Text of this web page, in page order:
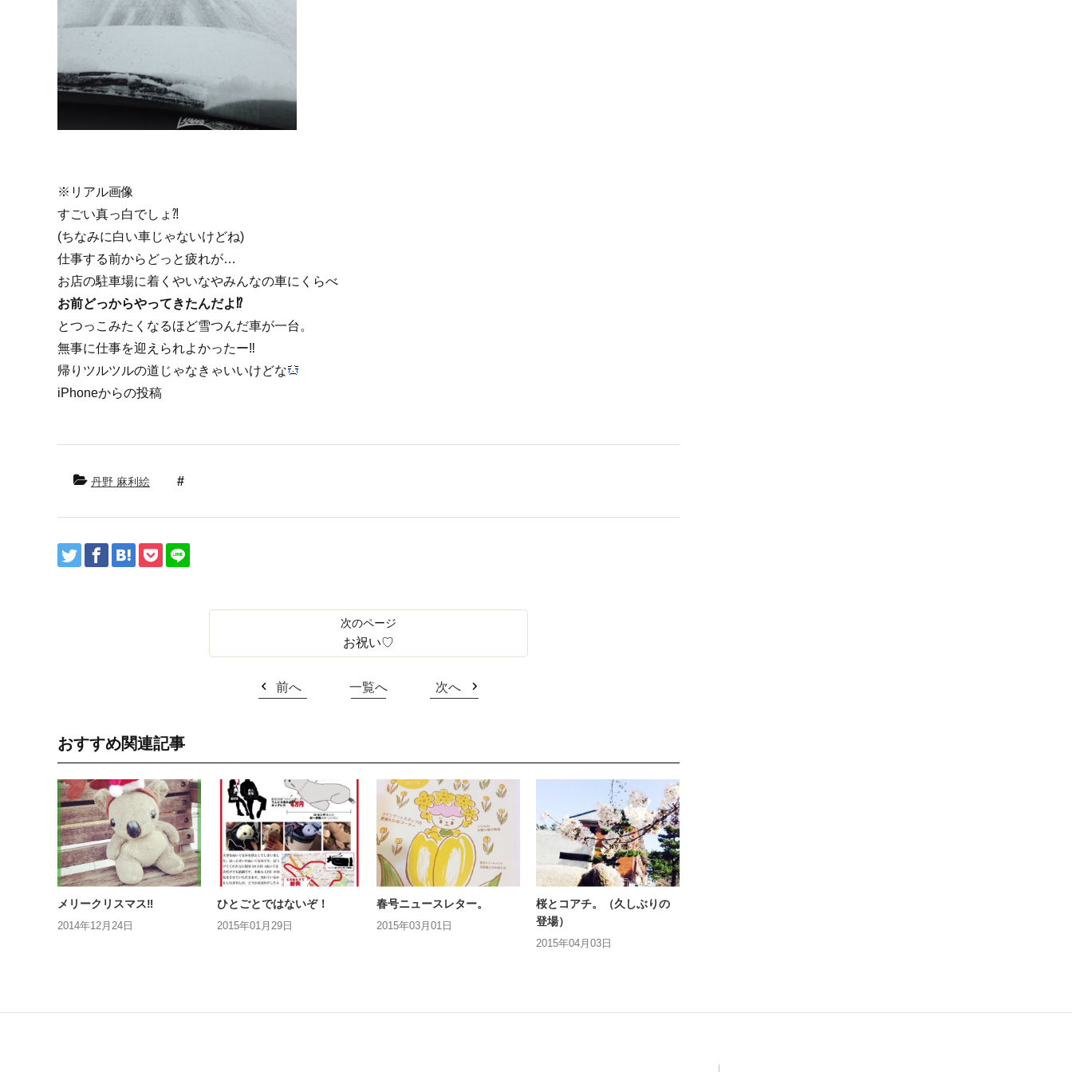
※リアル画像
すごい真っ白でしょ⁈
(ちなみに白い車じゃないけどね)
仕事する前からどっと疲れが…
お店の駐車場に着くやいなやみんなの車にくらべ
お前どっからやってきたんだよ⁉︎
とつっこみたくなるほど雪つんだ車が一台。
無事に仕事を迎えられよかったー‼︎
帰りツルツルの道じゃなきゃいいけどな
iPhoneからの投稿
丹野 麻利絵
お祝い♡
前へ 一覧へ 次へ
おすすめ関連記事
メリークリスマス‼︎
2014年12月24日
ひとごとではないぞ！
2015年01月29日
春号ニュースレター。
2015年03月01日
桜とコアチ。（久しぶりの
登場）
2015年04月03日